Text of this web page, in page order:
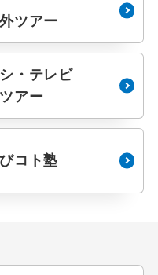
ツアー
・テレビ
アー
コト塾